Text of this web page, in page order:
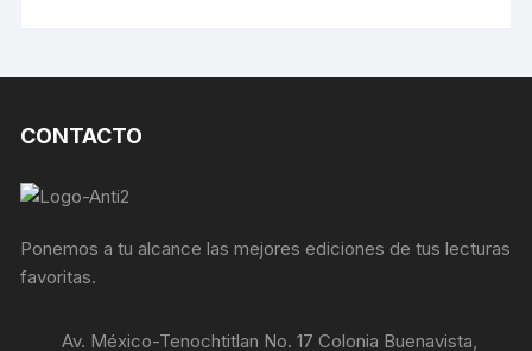
CONTACTO
Ponemos a tu alcance las mejores ediciones de tus lecturas
favoritas.
Av. México-Tenochtitlan No. 17 Colonia Buenavista,